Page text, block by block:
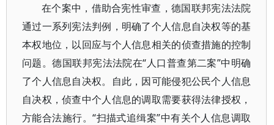
在个案中，借助合宪性审查，德国联邦宪法法院
通过一系列宪法判例，明确了个人信息自决权等的基
本权地位，以回应与个人信息相关的侦查措施的控制
问题。德国联邦宪法法院在“人口普查第二案”中明确
了个人信息自决权。自此，因可能侵犯公民个人信息
自决权，侦查中个人信息的调取需要获得法律授权，
方能合法施行。“扫描式追缉案”中有关个人信息调取